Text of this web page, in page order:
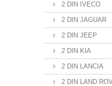
2 DIN IVECO
2 DIN JAGUAR
2 DIN JEEP
2 DIN KIA
2 DIN LANCIA
2 DIN LAND